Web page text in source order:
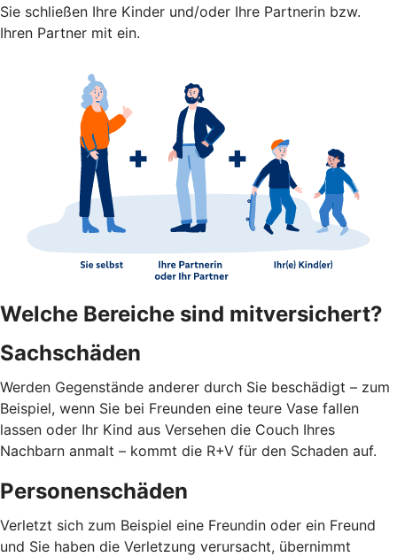
Sie schließen Ihre Kinder und/oder Ihre Partnerin bzw.
Ihren Partner mit ein.
Welche Bereiche sind mitversichert?
Sachschäden
Werden Gegenstände anderer durch Sie beschädigt – zum
Beispiel, wenn Sie bei Freunden eine teure Vase fallen
lassen oder Ihr Kind aus Versehen die Couch Ihres
Nachbarn anmalt – kommt die R+V für den Schaden auf.
Personenschäden
Verletzt sich zum Beispiel eine Freundin oder ein Freund
und Sie haben die Verletzung verursacht, übernimmt